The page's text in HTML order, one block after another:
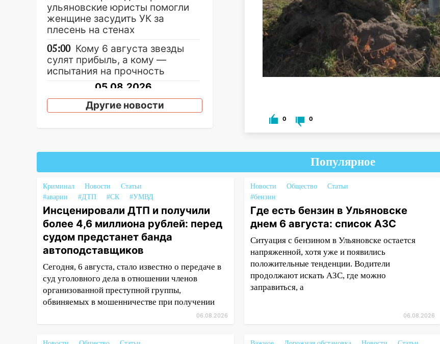
0 0
ульяновские юристы помогли
женщине засудить УК за
плесень на стенах
05:00 Кому 6 августа звезды
сулят прибыль, а кому —
испытания на прочность
05.08.2026
22:58 Соцсети: на проспекте
Тюленева ДТП с
летнюю жительницу
19:14
Житель Ульяновской
области подвез троих
незнакомцев на трассе и
заработал уголовное дело
18:14
Прогноз погоды на 6
августа в Ульяновской области
18:00 Мотофристайл, рок и
силовой экстрим: в Ульяновске
пройдет большой фестиваль
«Наше время»
Другие новости
Популярное
Криминал Новости
Статьи
#аварии
#ДТП #СК #УМВД
Инсценировали ДТП и получили
более 4,6 миллиона рублей: перед
судом предстанет банда
автоподставщиков
Сегодня, 6 августа, стало известно о передаче в
суд уголовного дела в отношении членов
организованной преступной группы,
обвиняемых в мошенничестве при получении
06.08.2026
Новости Общество
Статьи
#бензин
Где есть бензин в Ульяновске
днем 6 августа: список АЗС
Ситуация с бензином в Ульяновске остается
напряженной, хотя уже и появились
положительные тенденции. Водители
продолжают искать АЗС, где можно
заправиться, а
06.08.2026